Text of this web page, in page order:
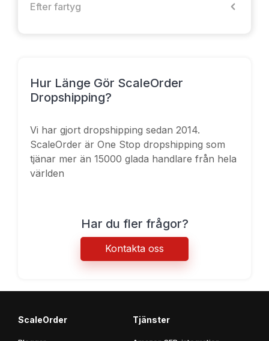
Efter fartyg
Hur Länge Gör ScaleOrder
Dropshipping?
Vi har gjort dropshipping sedan 2014.
ScaleOrder är One Stop dropshipping som
tjänar mer än 15000 glada handlare från hela
världen
Har du fler frågor?
Kontakta oss
ScaleOrder Tjänster